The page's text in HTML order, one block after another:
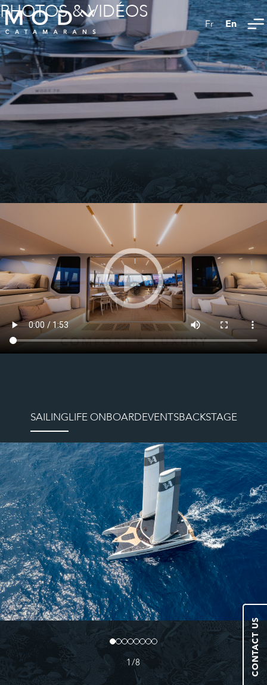
Fr En
PHOTOS & VIDÉOS
SAILINGLIFE ONBOARDEVENTSBACKSTAGE
1/8 CONTACT US